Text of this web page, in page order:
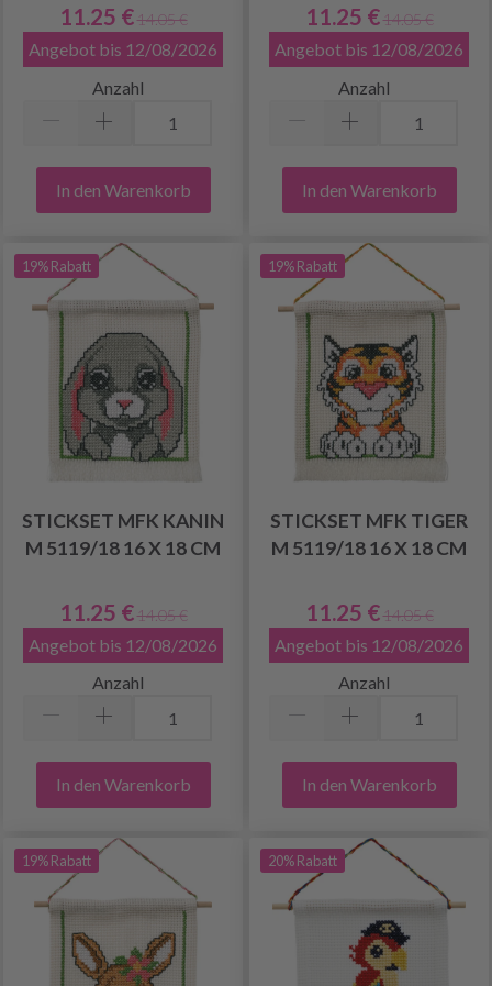
11.25 € 14.05 €
Angebot bis 12/08/2026
Anzahl
In den Warenkorb
11.25 € 14.05 €
Angebot bis 12/08/2026
Anzahl
In den Warenkorb
19% Rabatt
STICKSET MFK KANIN
M 5119/18 16 X 18 CM
11.25 € 14.05 €
Angebot bis 12/08/2026
Anzahl
In den Warenkorb
19% Rabatt
STICKSET MFK TIGER
M 5119/18 16 X 18 CM
11.25 € 14.05 €
Angebot bis 12/08/2026
Anzahl
In den Warenkorb
19% Rabatt 20% Rabatt